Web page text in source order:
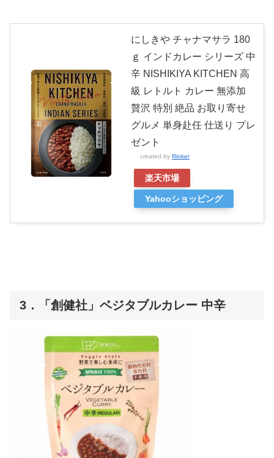
にしきや チャナマサラ 180
ｇ インドカレー シリーズ 中
辛 NISHIKIYA KITCHEN 高
級 レトルト カレー 無添加
贅沢 特別 絶品 お取り寄せ
グルメ 単身赴任 仕送り プレ
ゼント
created by Rinker
楽天市場
Yahooショッピング
3．「創健社」ベジタブルカレー 中辛